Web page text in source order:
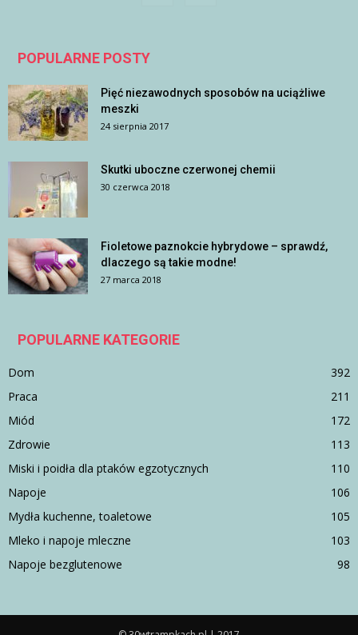
POPULARNE POSTY
Pięć niezawodnych sposobów na uciążliwe
meszki
24 sierpnia 2017
Skutki uboczne czerwonej chemii
30 czerwca 2018
Fioletowe paznokcie hybrydowe – sprawdź,
dlaczego są takie modne!
27 marca 2018
POPULARNE KATEGORIE
Dom
392
Praca
211
Miód
172
Zdrowie
113
Miski i poidła dla ptaków egzotycznych
110
Napoje
106
Mydła kuchenne, toaletowe
105
Mleko i napoje mleczne
103
Napoje bezglutenowe
98